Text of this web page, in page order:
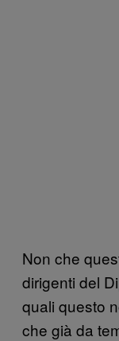
Non che
dirigenti del
quali questo
che già da